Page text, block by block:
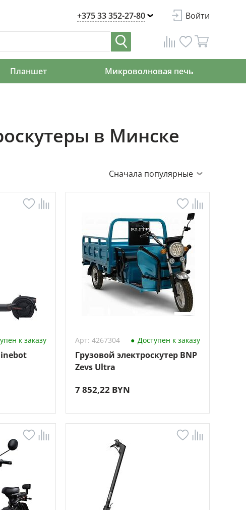
+375 33 352-27-80 Войти
Планшет Микроволновая печь
в Минске
Сначала популярные
к заказу Арт: 4267304 Доступен к заказу
Грузовой электроскутер BNP
Zevs Ultra
7 852,22 BYN